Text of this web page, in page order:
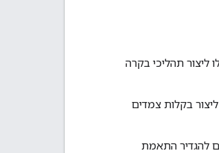
ליצור תהליכי בקרה
בקלות צמדים
להגדיר התאמת